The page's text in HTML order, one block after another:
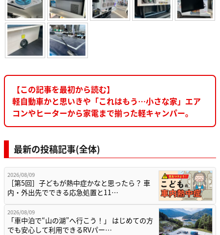
【この記事を最初から読む】
軽自動車かと思いきや「これはもう…小さな家」エア
コンやヒーターから家電まで揃った軽キャンパー。
最新の投稿記事(全体)
2026/08/09
［第5回］子どもが熱中症かなと思ったら？ 車
内・外出先でできる応急処置と11…
2026/08/09
「車中泊で“山の湖”へ行こう！」 はじめての方
でも安心して利用できるRVパー…